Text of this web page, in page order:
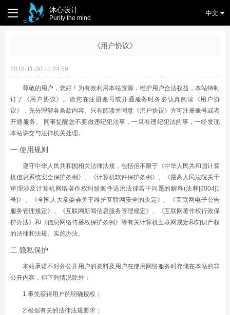
沐心设计
Purity the mind
中文
《用户协议》
2016-11-30 11:24:59
尊敬的用户，您好！为有效利用本站资源，维护用户合法权益，本站特制
订了《用户协议》。请您在注册账号或开通服务时务必认真阅读《用户协
议》，充分理解各条款内容。只有阅读并同意《用户协议》方可注册账号或者
开通服务。 同事提醒您不要做违纪犯法事，一旦有违纪犯法的事，一经发现
本站讲交与法律机关处理。
一.使用规则
遵守中华人民共和国相关法律法规，包括但不限于《中华人民共和国计算
机信息系统安全保护条例》、《计算机软件保护条例》、《最高人民法院关于
审理涉及计算机网络著作权纠纷案件适用法律若干问题的解释(法释[2004]1
号)》、《全国人大常委会关于维护互联网安全的决定》、《互联网电子公告
服务管理规定》、《互联网新闻信息服务管理规定》、《互联网著作权行政保
护办法》和《信息网络传播权保护条例》等有关计算机互联网规定和知识产权
的法律和法规、实施办法。
二.隐私保护
本站承诺不对外公开用户的资料及用户在使用网络服务时存储在本站的非
公开内容，但下列情况除外：
1.事先获得用户的明确授权；
2.根据有关的法律法规要求；